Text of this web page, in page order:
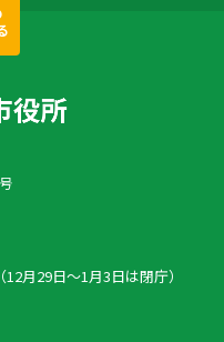
月29日〜1月3日は閉庁）